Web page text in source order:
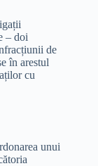
– doi
de
în arestul
cu
unui